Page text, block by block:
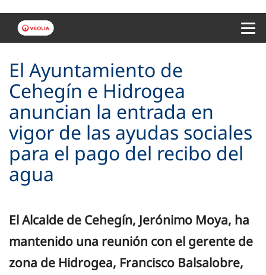
El Ayuntamiento de
Cehegín e Hidrogea
anuncian la entrada en
vigor de las ayudas sociales
para el pago del recibo del
agua
El Alcalde de Cehegín, Jerónimo Moya, ha
mantenido una reunión con el gerente de
zona de Hidrogea, Francisco Balsalobre,